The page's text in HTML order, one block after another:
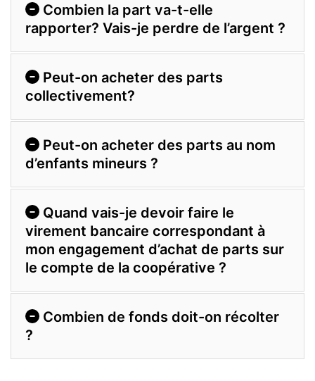
Combien la part va-t-elle
rapporter? Vais-je perdre de l’argent ?
Peut-on acheter des parts
collectivement?
Peut-on acheter des parts au nom
d’enfants mineurs ?
Quand vais-je devoir faire le
virement bancaire correspondant à
mon engagement d’achat de parts sur
le compte de la coopérative ?
Combien de fonds doit-on récolter
?